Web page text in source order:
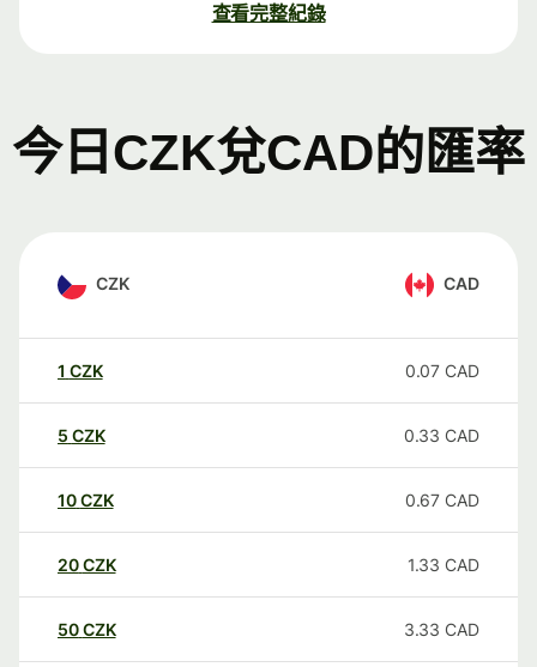
查看完整紀錄
今日CZK兌CAD的匯率
CZK CAD
1 CZK 0.07 CAD
5 CZK 0.33 CAD
10CZK 0.67 CAD
20CZK 1.33 CAD
50CZK 3.33 CAD